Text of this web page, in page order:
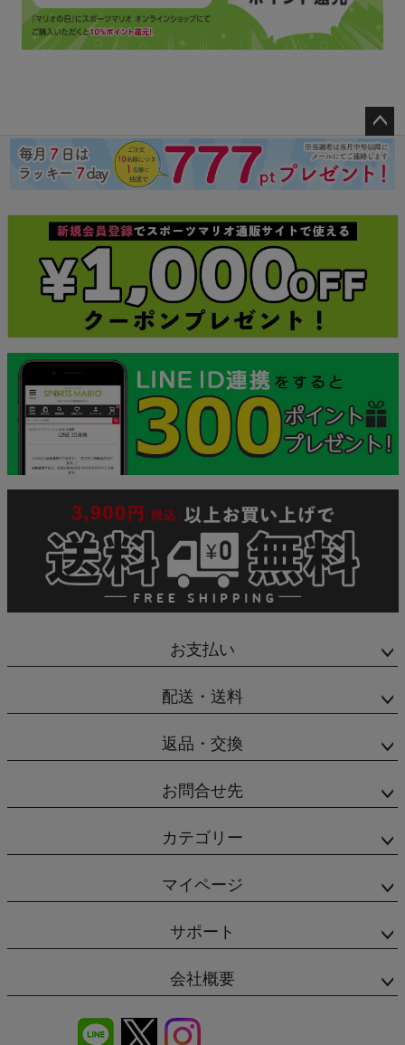
ペー
ジト
ップ
お支払い
配送・送料
返品・交換
お問合せ先
カテゴリー
マイページ
サポート
会社概要